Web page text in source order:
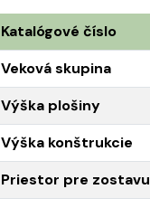
Katalógové číslo
Veková skupina
Výška plošiny
Výška konštrukcie
Priestor pre zostavu